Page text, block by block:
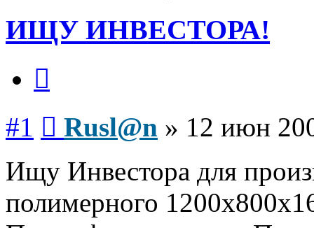
ИЩУ ИНВЕСТОРА!
#1 Rusl@n » 12 июн
Ищу Инвестора для
полимерного